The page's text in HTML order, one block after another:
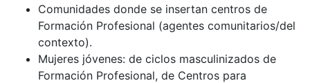
Comunidades donde se insertan centros de
Formación Profesional (agentes comunitarios/del
contexto).
Mujeres jóvenes: de ciclos masculinizados de
Formación Profesional, de Centros para